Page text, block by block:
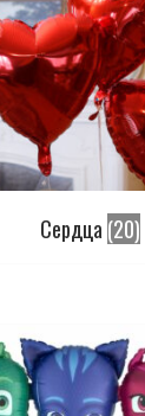
Сердца (20)